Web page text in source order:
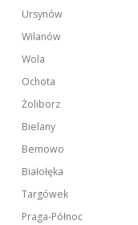
Ursynów
Wilanów
Wola
Ochota
Żoliborz
Bielany
Bemowo
Białołęka
Targówek
Praga-Północ